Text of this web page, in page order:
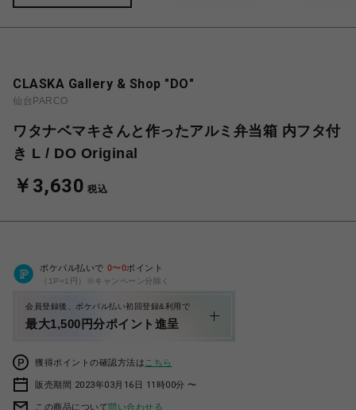
CLASKA Gallery & Shop "DO"
仙台PARCO
ワタナベマキさんと作ったアルミ弁当箱 内フタ付
き L / DO Original
￥3,630 税込
ポケパル払いで 0〜0ポイント
（1P=1円）※キャンペーン分除く
会員登録後、ポケパル払い初回登録&利用で
最大1,500円分ポイント進呈
獲得ポイントの確認方法は こちら
販売期間 2023年03月16日 11時00分 〜
この商品について問い合わせる